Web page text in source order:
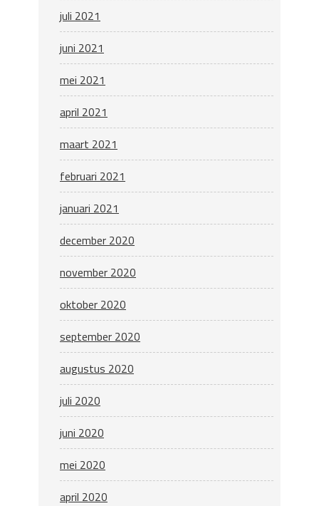
juli 2021
juni 2021
mei 2021
april 2021
maart 2021
februari 2021
januari 2021
december 2020
november 2020
oktober 2020
september 2020
augustus 2020
juli 2020
juni 2020
mei 2020
april 2020